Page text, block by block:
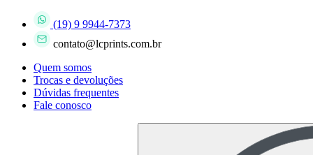
(19) 9 9944-7373
contato@lcprints.com.br
Quem somos
Trocas e devoluções
Dúvidas frequentes
Fale conosco